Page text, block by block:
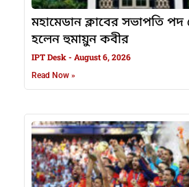
মহামেডান ক্লাবের সভাপতি পদ
হলেন হুমায়ুন কবীর
IPT Desk August 6, 2026
Read Now »